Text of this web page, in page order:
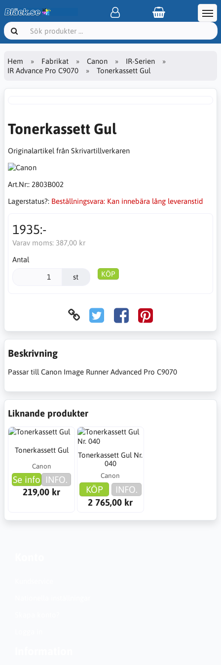
Hem Fabrikat Canon
IR-Serien
IR Advance Pro C9070
Tonerkassett Gul
Tonerkassett Gul
Originalartikel från Skrivartillverkaren
Art.Nr:: 2803B002
Lagerstatus?: Beställningsvara: Kan innebära lång leveranstid
1935:-
Varav moms: 387,00 kr
Antal
st KÖP
Beskrivning
Passar till Canon Image Runner Advanced Pro C9070
Liknande produkter
Tonerkassett Gul
Canon
Se info INFO.
219,00 kr
Tonerkassett Gul Nr.
040
Canon
KÖP
INFO.
2 765,00 kr